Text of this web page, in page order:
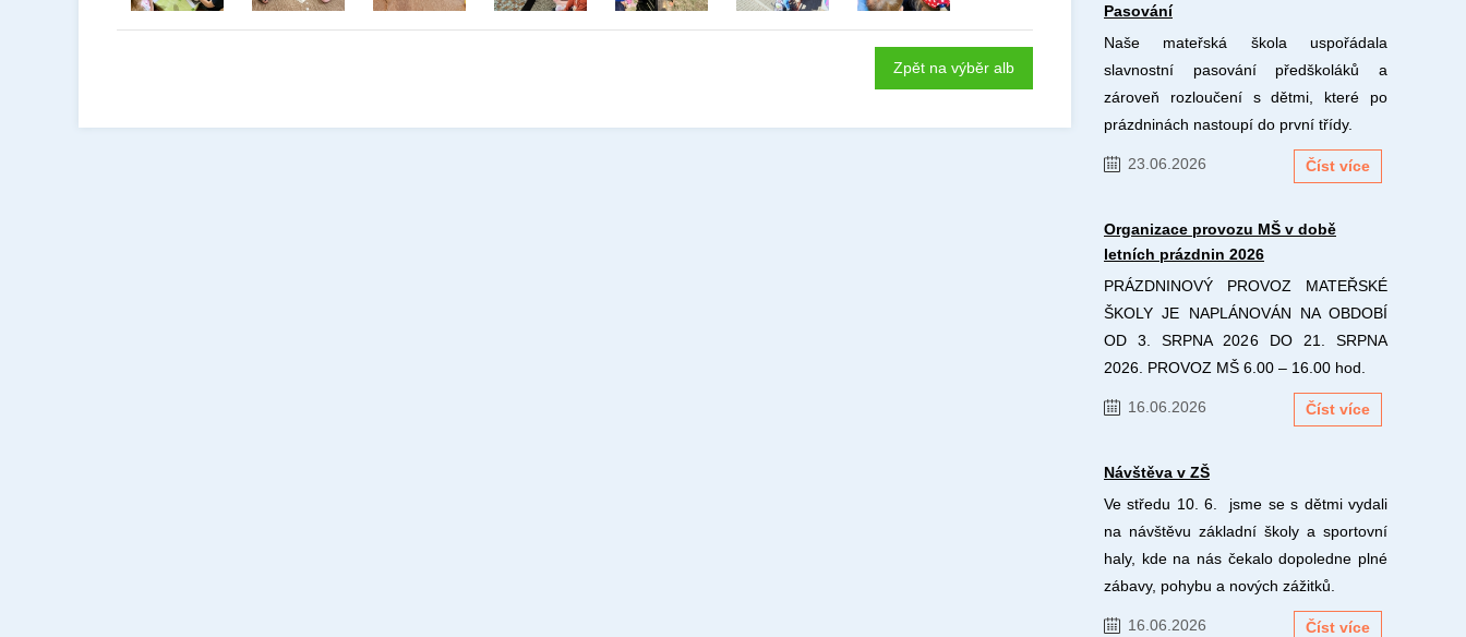
Zpět na výběr alb
Pasování
Naše mateřská škola uspořádala
slavnostní pasování předškoláků a
zároveň rozloučení s dětmi, které po
prázdninách nastoupí do první třídy.
23.06.2026 Číst více
Organizace provozu MŠ v době
letních prázdnin 2026
PRÁZDNINOVÝ PROVOZ MATEŘSKÉ
ŠKOLY JE NAPLÁNOVÁN NA OBDOBÍ
OD 3. SRPNA 2026 DO 21. SRPNA
2026. PROVOZ MŠ 6.00 – 16.00 hod.
16.06.2026 Číst více
Návštěva v ZŠ
Ve středu 10. 6. jsme se s dětmi vydali
na návštěvu základní školy a sportovní
haly, kde na nás čekalo dopoledne plné
zábavy, pohybu a nových zážitků.
16.06.2026 Číst více